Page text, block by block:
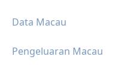
Data Macau
Pengeluaran Macau